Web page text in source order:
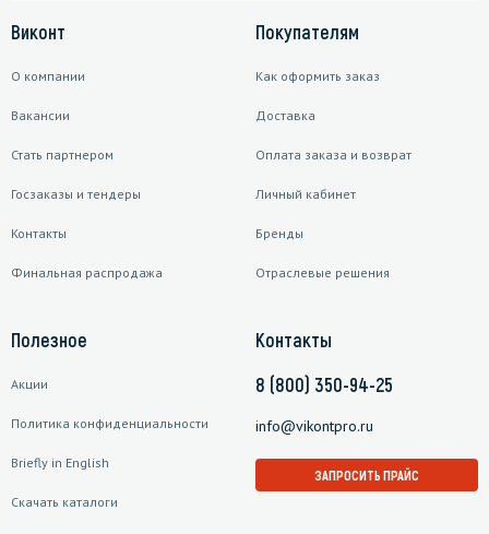
Виконт
О компании
Вакансии
Стать партнером
Госзаказы и тендеры
Контакты
Финальная распродажа
Покупателям
Как оформить заказ
Доставка
Оплата заказа и возврат
Личный кабинет
Бренды
Отраслевые решения
Полезное
Акции
Политика конфиденциальности
Briefly in English
Скачать каталоги
Контакты
8 (800) 350-94-25
info@vikontpro.ru
ЗАПРОСИТЬ ПРАЙС